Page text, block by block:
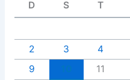
D S T
2
3 4
9
11